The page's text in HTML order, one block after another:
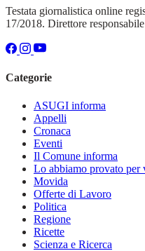
Testata giornalistica online
17/2018. Direttore
Categorie
ASUGI informa
Appelli
Cronaca
Eventi
Il Comune informa
Lo abbiamo provato per
Movida
Offerte di Lavoro
Politica
Regione
Ricette
Scienza e Ricerca